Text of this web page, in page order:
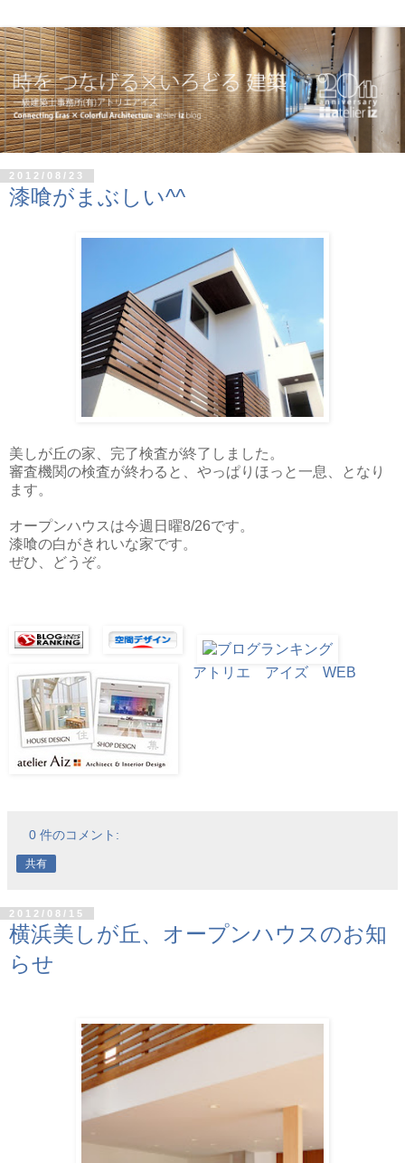
2012/08/23
漆喰がまぶしい^^
美しが丘の家、完了検査が終了しました。
審査機関の検査が終わると、やっぱりほっと一息、となり
ます。
オープンハウスは今週日曜8/26です。
漆喰の白がきれいな家です。
ぜひ、どうぞ。
アトリエ アイズ WEB
0 件のコメント:
共有
2012/08/15
横浜美しが丘、オープンハウスのお知
らせ